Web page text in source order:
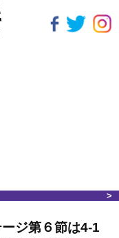
ジ第６節は4-1